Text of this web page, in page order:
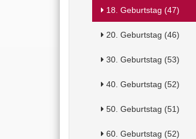
18. Geburtstag (47)
20. Geburtstag (46)
30. Geburtstag (53)
40. Geburtstag (52)
50. Geburtstag (51)
60. Geburtstag (52)